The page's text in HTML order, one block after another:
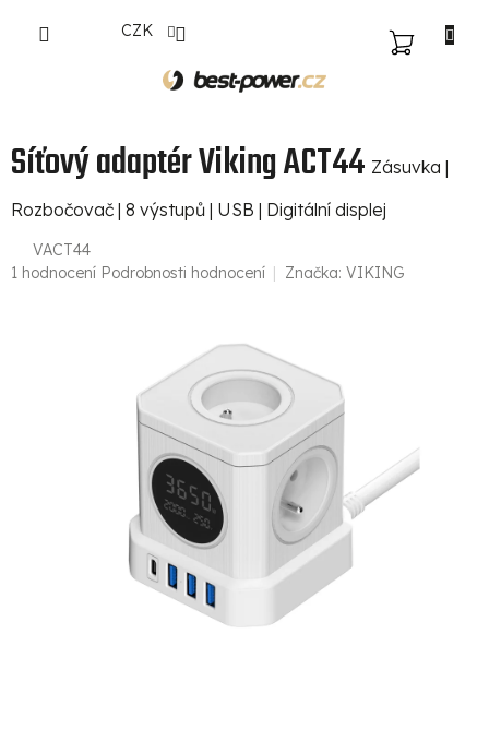
CZK
NÁKUPNÍ
Síťový adaptér Viking ACT44 Zásuvka |
Rozbočovač | 8 výstupů | USB | Digitální displej
VACT44
Průměrné
1 hodnocení Podrobnosti hodnocení Značka: VIKING